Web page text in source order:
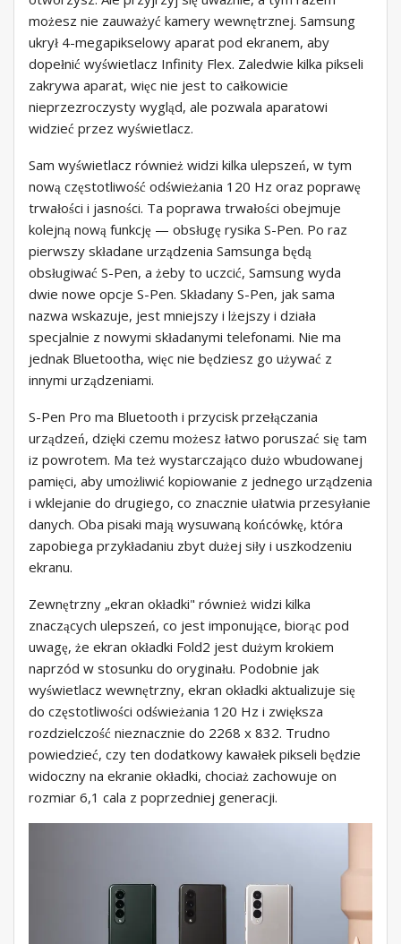
możesz nie zauważyć kamery wewnętrznej. Samsung
ukrył 4-megapikselowy aparat pod ekranem, aby
dopełnić wyświetlacz Infinity Flex. Zaledwie kilka pikseli
zakrywa aparat, więc nie jest to całkowicie
nieprzezroczysty wygląd, ale pozwala aparatowi
widzieć przez wyświetlacz.
Sam wyświetlacz również widzi kilka ulepszeń, w tym
nową częstotliwość odświeżania 120 Hz oraz poprawę
trwałości i jasności. Ta poprawa trwałości obejmuje
kolejną nową funkcję — obsługę rysika S-Pen. Po raz
pierwszy składane urządzenia Samsunga będą
obsługiwać S-Pen, a żeby to uczcić, Samsung wyda
dwie nowe opcje S-Pen. Składany S-Pen, jak sama
nazwa wskazuje, jest mniejszy i lżejszy i działa
specjalnie z nowymi składanymi telefonami. Nie ma
jednak Bluetootha, więc nie będziesz go używać z
innymi urządzeniami.
S-Pen Pro ma Bluetooth i przycisk przełączania
urządzeń, dzięki czemu możesz łatwo poruszać się tam
iz powrotem. Ma też wystarczająco dużo wbudowanej
pamięci, aby umożliwić kopiowanie z jednego urządzenia
i wklejanie do drugiego, co znacznie ułatwia przesyłanie
danych. Oba pisaki mają wysuwaną końcówkę, która
zapobiega przykładaniu zbyt dużej siły i uszkodzeniu
ekranu.
Zewnętrzny „ekran okładki" również widzi kilka
znaczących ulepszeń, co jest imponujące, biorąc pod
uwagę, że ekran okładki Fold2 jest dużym krokiem
naprzód w stosunku do oryginału. Podobnie jak
wyświetlacz wewnętrzny, ekran okładki aktualizuje się
do częstotliwości odświeżania 120 Hz i zwiększa
rozdzielczość nieznacznie do 2268 x 832. Trudno
powiedzieć, czy ten dodatkowy kawałek pikseli będzie
widoczny na ekranie okładki, chociaż zachowuje on
rozmiar 6,1 cala z poprzedniej generacji.